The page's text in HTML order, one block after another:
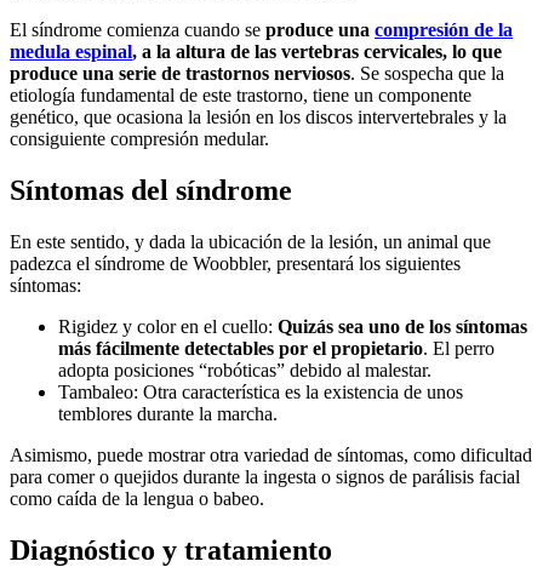
El síndrome comienza cuando se produce una compresión de la
medula espinal, a la altura de las vertebras cervicales, lo que
produce una serie de trastornos nerviosos. Se sospecha que la
etiología fundamental de este trastorno, tiene un componente
genético, que ocasiona la lesión en los discos intervertebrales y la
consiguiente compresión medular.
Síntomas del síndrome
En este sentido, y dada la ubicación de la lesión, un animal que
padezca el síndrome de Woobbler, presentará los siguientes
síntomas:
Rigidez y color en el cuello: Quizás sea uno de los síntomas
más fácilmente detectables por el propietario. El perro
adopta posiciones “robóticas” debido al malestar.
Tambaleo: Otra característica es la existencia de unos
temblores durante la marcha.
Asimismo, puede mostrar otra variedad de síntomas, como dificultad
para comer o quejidos durante la ingesta o signos de parálisis facial
como caída de la lengua o babeo.
Diagnóstico y tratamiento